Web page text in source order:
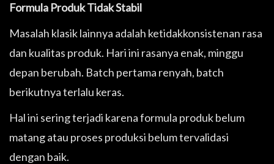
Formula Produk Tidak Stabil
Masalah klasik lainnya adalah ketidakkonsistenan rasa
dan kualitas produk. Hari ini rasanya enak, minggu
depan berubah. Batch pertama renyah, batch
berikutnya terlalu keras.
Hal ini sering terjadi karena formula produk belum
matang atau proses produksi belum tervalidasi
dengan baik.